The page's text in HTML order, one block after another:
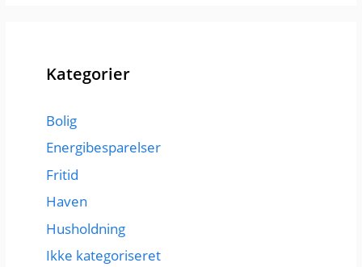
Kategorier
Bolig
Energibesparelser
Fritid
Haven
Husholdning
Ikke kategoriseret